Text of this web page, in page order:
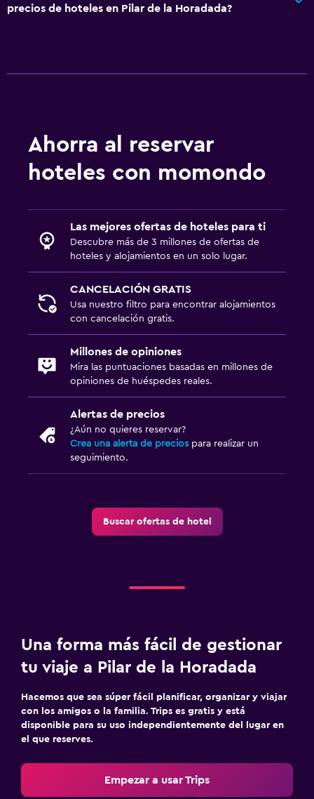
precios de hoteles en Pilar de la Horadada?
Ahorra al reservar
hoteles con momondo
Las mejores ofertas de hoteles para ti
Descubre más de 3 millones de ofertas de
hoteles y alojamientos en un solo lugar.
CANCELACIÓN GRATIS
Usa nuestro filtro para encontrar alojamientos
con cancelación gratis.
Millones de opiniones
Mira las puntuaciones basadas en millones de
opiniones de huéspedes reales.
Alertas de precios
¿Aún no quieres reservar?
Crea una alerta de precios para realizar un
seguimiento.
Buscar ofertas de hotel
Una forma más fácil de gestionar
tu viaje a Pilar de la Horadada
Hacemos que sea súper fácil planificar, organizar y viajar
con los amigos o la familia. Trips es gratis y está
disponible para su uso independientemente del lugar en
el que reserves.
Empezar a usar Trips